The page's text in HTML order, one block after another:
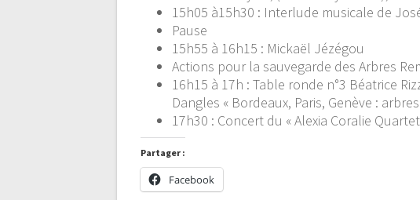
15h05 à15h30 : Interlude musicale de
Pause
15h55 à 16h15 : Mickaël Jézégou
Actions pour la sauvegarde des Arbres
16h15 à 17h :Table ronde n°3 Béatrice
Dangles « Bordeaux, Paris, Genève :
17h30 : Concert du « Alexia Coralie
Partager :
Facebook